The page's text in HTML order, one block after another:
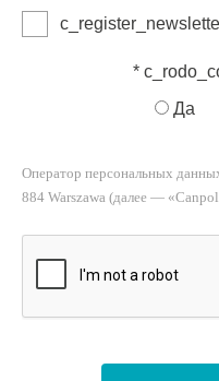
*
Да
Оператор персональных
884 Warszawa (далее —
Canpol собирает и использует
• выполнять договорные
Правовым основанием для